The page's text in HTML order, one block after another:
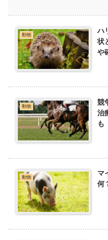
動物
ハ
状
や
動物
競
治
も
動物
マ
何